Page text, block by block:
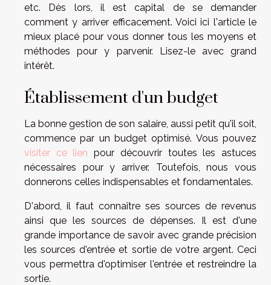
etc. Dès lors, il est capital de se demander
comment y arriver efficacement. Voici ici l'article le
mieux placé pour vous donner tous les moyens et
méthodes pour y parvenir. Lisez-le avec grand
intérêt.
Établissement d'un budget
La bonne gestion de son salaire, aussi petit qu'il soit,
commence par un budget optimisé. Vous pouvez
visiter ce lien pour découvrir toutes les astuces
nécessaires pour y arriver. Toutefois, nous vous
donnerons celles indispensables et fondamentales.
D'abord, il faut connaître ses sources de revenus
ainsi que les sources de dépenses. Il est d'une
grande importance de savoir avec grande précision
les sources d'entrée et sortie de votre argent. Ceci
vous permettra d'optimiser l'entrée et restreindre la
sortie.